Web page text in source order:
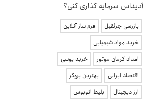
آدیداس سرمایه گذاری کنی؟
بازرسی جرثقیل
فرم ساز آنلاین
خرید مواد شیمیایی
امداد کرمان موتور
خرید یوسی
اقتصاد ایرانی
بهترین بروکر
ارز دیجیتال
بلیط اتوبوس